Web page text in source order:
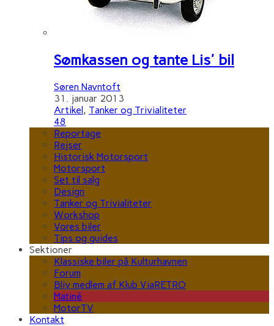
Sømkassen og tante Lis' bil
Søren Navntoft
31. januar 2013
Artikel, Tanker og Trivialiteter
48
Reportage
Rejser
Historisk Motorsport
Motorsport
Set til salg
Design
Tanker og Trivialiteter
Workshop
Vores biler
Tips og guides
Sektioner
Klassiske biler på Kulturhavnen
Forum
Bliv medlem af Klub ViaRETRO
Matiné
MotorTV
Kontakt